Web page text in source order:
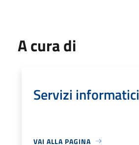
A cura di
Servizi informatici
VAI ALLA PAGINA